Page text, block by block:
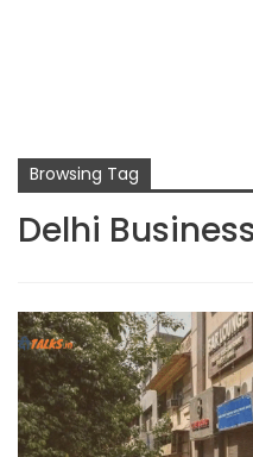
Browsing Tag
Delhi